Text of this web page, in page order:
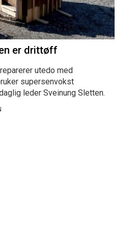
er drittøff
utedo med
supersenvokst
leder Sveinung Sletten.